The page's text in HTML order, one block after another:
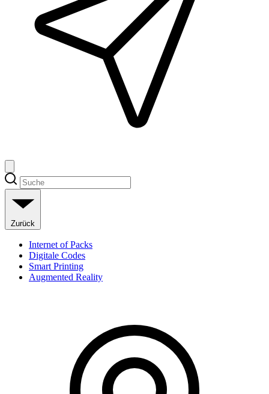
Zurück
Internet of Packs
Digitale Codes
Smart Printing
Augmented Reality